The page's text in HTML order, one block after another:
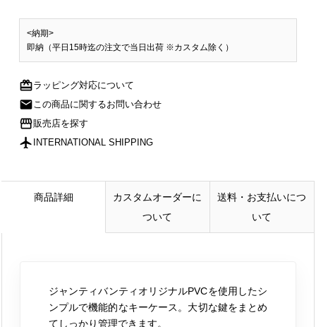
<納期>
即納（平日15時迄の注文で当日出荷 ※カスタム除く）
redeemラッピング対応について
mail この商品に関するお問い合わせ
storefront販売店を探す
flight INTERNATIONAL SHIPPING
商品詳細
カスタムオーダーに
ついて
送料・お支払いにつ
いて
ジャンティバンティオリジナルPVCを使用したシ
ンプルで機能的なキーケース。大切な鍵をまとめ
てしっかり管理できます。